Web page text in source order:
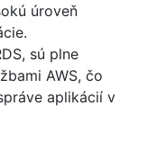
úroveň
sú plne
AWS, čo
aplikácií v